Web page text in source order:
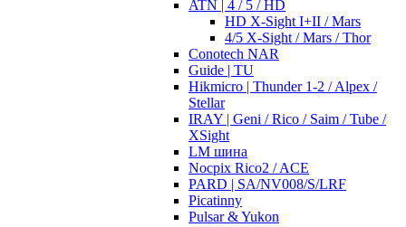
ATN | 4 / 5 / HD
HD X-Sight I+II / Mars
4/5 X-Sight / Mars / Thor
Conotech NAR
Guide | TU
Hikmicro | Thunder 1-2 / Alpex /
Stellar
IRAY | Geni / Rico / Saim / Tube /
XSight
LM шина
Nocpix Rico2 / ACE
PARD | SA/NV008/S/LRF
Picatinny
Pulsar & Yukon